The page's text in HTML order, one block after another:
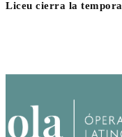
Liceu cierra la